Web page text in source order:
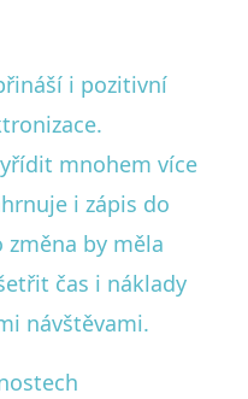
i pozitivní
mnohem více
i zápis do
by měla
čas i náklady
návštěvami.